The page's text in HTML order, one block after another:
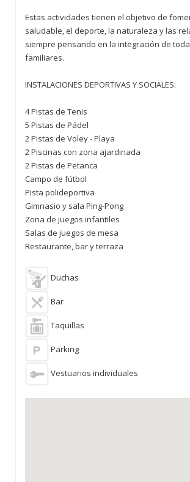
Estas actividades tienen el objetivo de
saludable, el deporte, la naturaleza y las
siempre pensando en la integración de
familiares.
INSTALACIONES DEPORTIVAS Y SOCIALES:
4 Pistas de Tenis
5 Pistas de Pádel
2 Pistas de Voley - Playa
2 Piscinas con zona ajardinada
2 Pistas de Petanca
Campo de fútbol
Pista polideportiva
Gimnasio y sala Ping-Pong
Zona de juegos infantiles
Salas de juegos de mesa
Restaurante, bar y terraza
Duchas
Bar
Taquillas
Parking
Vestuarios individuales